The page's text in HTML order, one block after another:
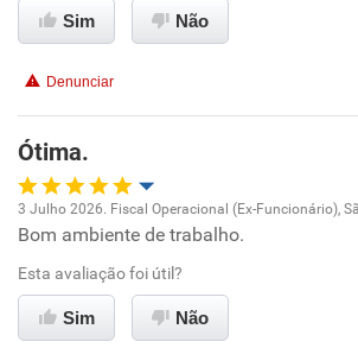
Conciliação com a vida familiar
Benefícios
Recomenda a diretoria
Sim Não
Denunciar
Ótima.
Oportunidade de promoção
Ambiente de trabalho
3 Julho 2026. Fiscal Operacional (Ex-Funcionário),
Bom ambiente de trabalho.
Esta avaliação foi útil?
Sim Não